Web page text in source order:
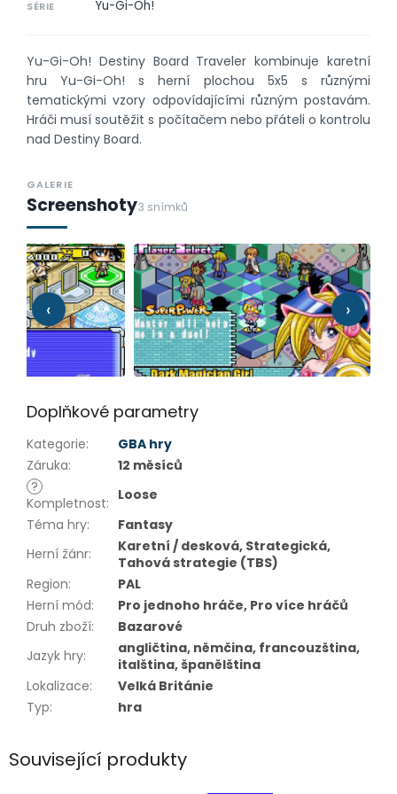
SÉRIE Yu-Gi-Oh!
Yu-Gi-Oh! Destiny Board Traveler kombinuje karetní
hru Yu-Gi-Oh! s herní plochou 5x5 s různými
tematickými vzory odpovídajícími různým postavám.
Hráči musí soutěžit s počítačem nebo přáteli o kontrolu
nad Destiny Board.
GALERIE
Screenshoty3 snímků
‹ ›
Doplňkové parametry
Kategorie:
GBA hry
Záruka:
12 měsíců
?
Kompletnost: Loose
Téma hry:
Fantasy
Herní žánr:
Karetní / desková, Strategická,
Tahová strategie (TBS)
Region:
PAL
Herní mód:
Pro jednoho hráče, Pro více hráčů
Druh zboží:
Bazarové
Jazyk hry:
angličtina, němčina, francouzština,
italština, španělština
Lokalizace:
Velká Británie
Typ: hra
Související produkty